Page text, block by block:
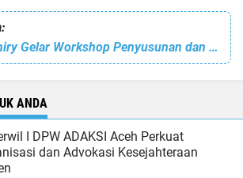
CDC UIN Ar-Raniry Gelar Workshop Penyusunan dan Pengembangan Pedoman CDC
ANDA
I DPW ADAKSI Aceh Perkuat
dan Advokasi Kesejahteraan